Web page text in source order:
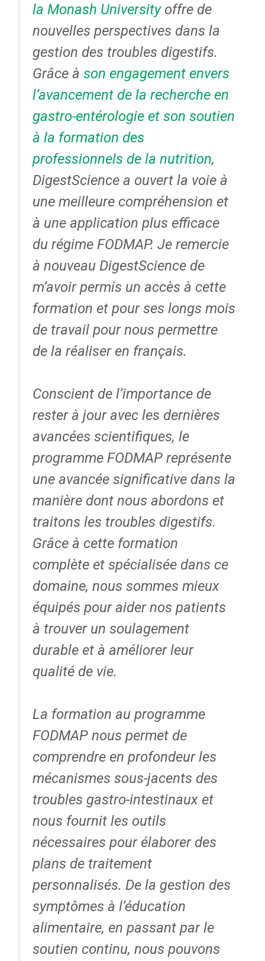
la Monash Universityoffre de
nouvelles perspectives dans la
gestion des troubles digestifs.
Grâce à son engagement envers
l’avancement de la recherche en
gastro-entérologie et son soutien
à la formation des
professionnels de la nutrition,
DigestScience a ouvert la voie à
une meilleure compréhension et
à une application plus efficace
du régime FODMAP. Je remercie
à nouveau DigestScience de
m’avoir permis un accès à cette
formation et pour ses longs mois
de travail pour nous permettre
de la réaliser en français.
Conscient de l’importance de
rester à jour avec les dernières
avancées scientifiques, le
programme FODMAP représente
une avancée significative dans la
manière dont nous abordons et
traitons les troubles digestifs.
Grâce à cette formation
complète et spécialisée dans ce
domaine, nous sommes mieux
équipés pour aider nos patients
à trouver un soulagement
durable et à améliorer leur
qualité de vie.
La formation au programme
FODMAP nous permet de
comprendre en profondeur les
mécanismes sous-jacents des
troubles gastro-intestinaux et
nous fournit les outils
nécessaires pour élaborer des
plans de traitement
personnalisés. De la gestion des
symptômes à l’éducation
alimentaire, en passant par le
soutien continu, nous pouvons